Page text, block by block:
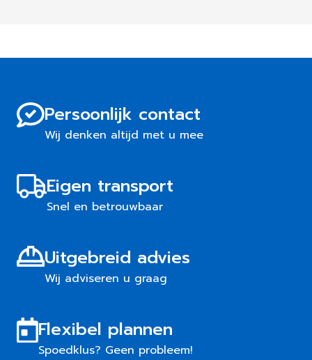
Persoonlijk contact
Wij denken altijd met u mee
Eigen transport
Snel en betrouwbaar
Uitgebreid advies
Wij adviseren u graag
Flexibel plannen
Spoedklus? Geen probleem!